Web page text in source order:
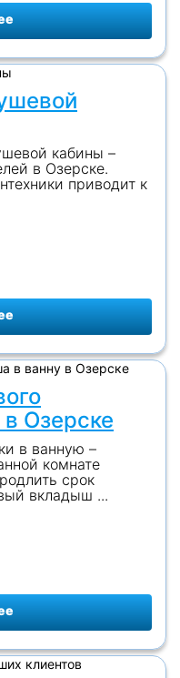
кабины –
в Озерске.
приводит к
Озерске
в ванную –
комнате
срок
вкладыш ...